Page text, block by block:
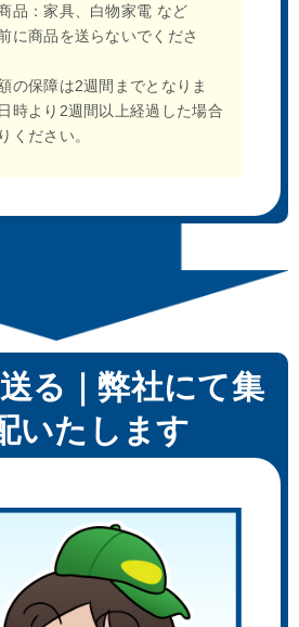
品：家具、白物家電 など
に商品を送らないでくださ
の保障は2週間までとなりま
時より2週間以上経過した場合
ください。
る｜弊社にて集
いたします